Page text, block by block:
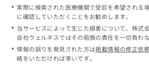
実際に検索された医療機関で受診を希望される
に確認していただくことをお勧めします。
当サービスによって生じた損害について、株式
会社ウェルネスではその賠償の責任を一切負わ
情報の誤りを発見された方は掲載情報の修正依
絡をいただければ幸いです。